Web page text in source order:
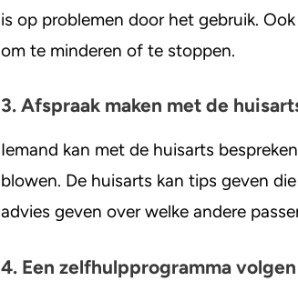
is op problemen door het gebruik.
om te minderen of te stoppen.
3. Afspraak maken met de
Iemand kan met de huisarts
blowen. De huisarts kan tips geven
advies geven over welke andere
4. Een zelfhulpprogramma volgen